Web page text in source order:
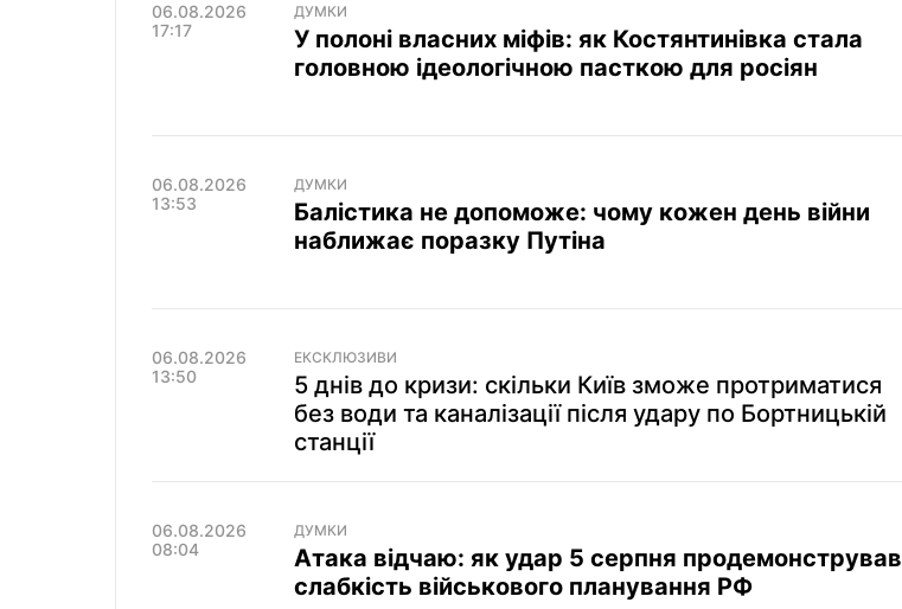
06.08.2026
17:17
ДУМКИ
У полоні власних міфів: як Костянтинівка стала
головною ідеологічною пасткою для росіян
06.08.2026
13:53
ДУМКИ
Балістика не допоможе: чому кожен день війни
наближає поразку Путіна
06.08.2026
13:50
ЕКСКЛЮЗИВИ
5 днів до кризи: скільки Київ зможе протриматися
без води та каналізації після удару по Бортницькій
станції
06.08.2026
08:04
ДУМКИ
Атака відчаю: як удар 5 серпня продемонстрував
слабкість військового планування РФ